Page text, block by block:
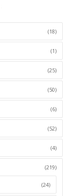
(18)
(1)
(25)
(50)
(6)
(52)
(4)
(219)
(24)